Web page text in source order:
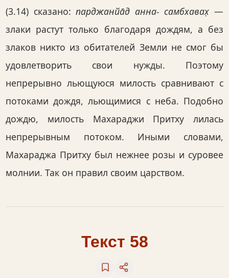
(3.14) сказано:парджанйа̄д анна- самбхавах̣ —
злаки растут только благодаря дождям, а без
злаков никто из обитателей Земли не смог бы
удовлетворить свои нужды. Поэтому
непрерывно льющуюся милость сравнивают с
потоками дождя, льющимися с неба. Подобно
дождю, милость Махараджи Притху лилась
непрерывным потоком. Иными словами,
Махараджа Притху был нежнее розы и суровее
молнии. Так он правил своим царством.
Текст 58